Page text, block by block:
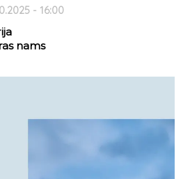
- 16:00
nams